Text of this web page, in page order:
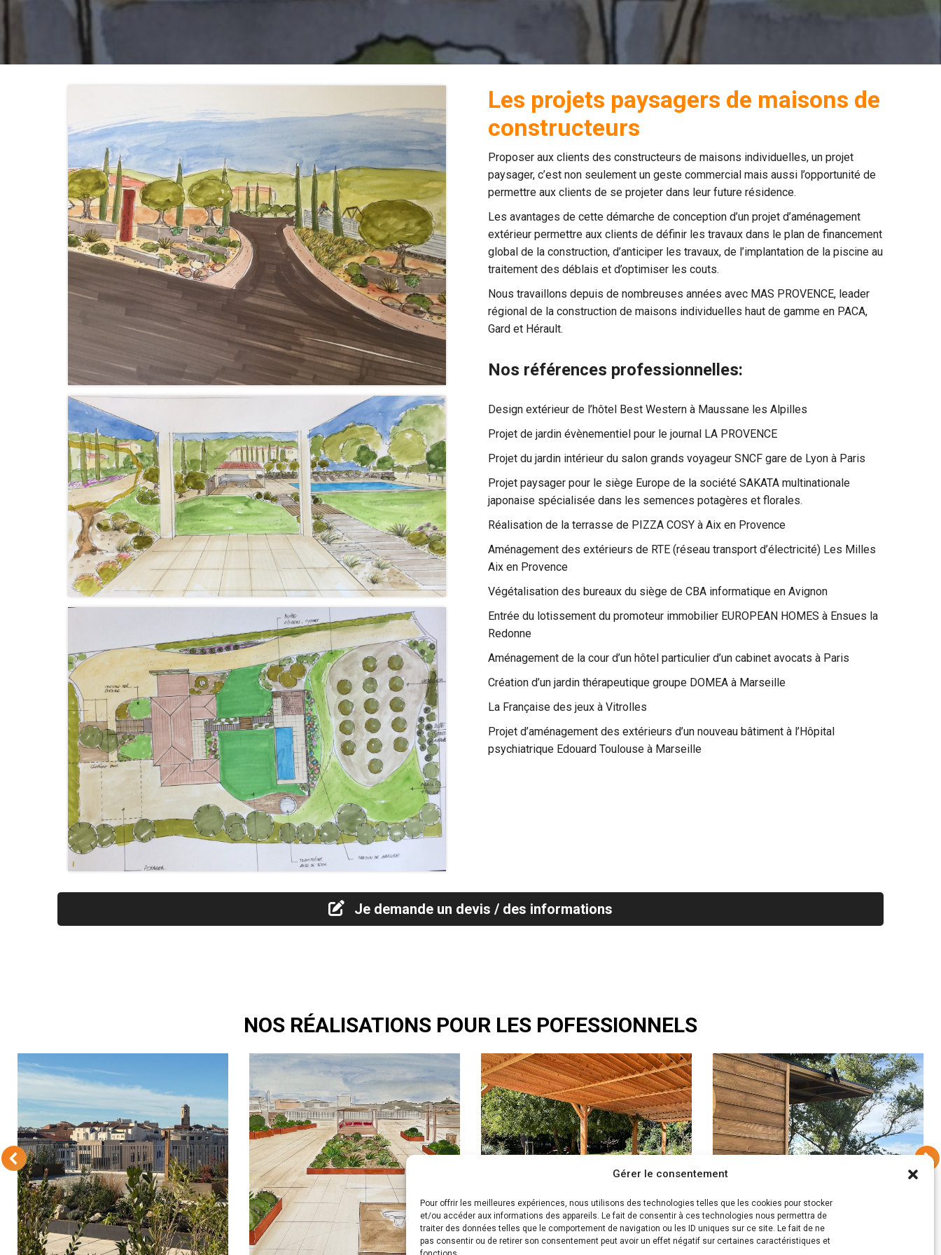
Gérer le consentement
Pour offrir les meilleures expériences, nous utilisons des technologies telles que les cookies pour stocker
et/ou accéder aux informations des appareils. Le fait de consentir à ces technologies nous permettra de
traiter des données telles que le comportement de navigation ou les ID uniques sur ce site. Le fait de ne
pas consentir ou de retirer son consentement peut avoir un effet négatif sur certaines caractéristiques et
Les projets paysagers de maisons de
constructeurs
Proposer aux clients des constructeurs de maisons individuelles, un projet
paysager, c’est non seulement un geste commercial mais aussi l’opportunité de
permettre aux clients de se projeter dans leur future résidence.
Les avantages de cette démarche de conception d’un projet d’aménagement
extérieur permettre aux clients de définir les travaux dans le plan de financement
global de la construction, d’anticiper les travaux, de l’implantation de la piscine au
traitement des déblais et d’optimiser les couts.
Nous travaillons depuis de nombreuses années avec MAS PROVENCE, leader
régional de la construction de maisons individuelles haut de gamme en PACA,
Gard et Hérault.
Nos références professionnelles:
Design extérieur de l’hôtel Best Western à Maussane les Alpilles
Projet de jardin évènementiel pour le journal LA PROVENCE
Projet du jardin intérieur du salon grands voyageur SNCF gare de Lyon à Paris
Projet paysager pour le siège Europe de la société SAKATA multinationale
japonaise spécialisée dans les semences potagères et florales.
Réalisation de la terrasse de PIZZA COSY à Aix en Provence
Aménagement des extérieurs de RTE (réseau transport d’électricité) Les Milles
Aix en Provence
Végétalisation des bureaux du siège de CBA informatique en Avignon
Entrée du lotissement du promoteur immobilier EUROPEAN HOMES à Ensues la
Redonne
Aménagement de la cour d’un hôtel particulier d’un cabinet avocats à Paris
Création d’un jardin thérapeutique groupe DOMEA à Marseille
La Française des jeux à Vitrolles
Projet d’aménagement des extérieurs d’un nouveau bâtiment à l’Hôpital
psychiatrique Edouard Toulouse à Marseille
Je demande un devis / des informations
NOS RÉALISATIONS POUR LES POFESSIONNELS